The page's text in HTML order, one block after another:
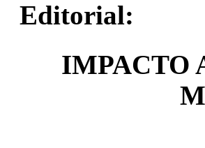
Editorial:
IMPACTO